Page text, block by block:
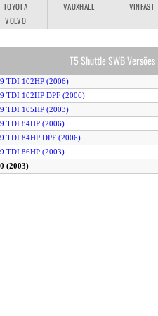
TOYOTA
VAUXHALL VINFAST
VOLVO
T5 Shuttle SWB Versões
TDI 102HP (2006)
TDI 102HP DPF (2006)
TDI 105HP (2003)
TDI 84HP (2006)
TDI 84HP DPF (2006)
TDI 86HP (2003)
(2003)